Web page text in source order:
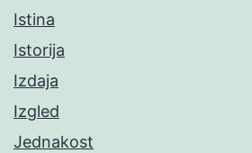
Istina
Istorija
Izdaja
Izgled
Jednakost